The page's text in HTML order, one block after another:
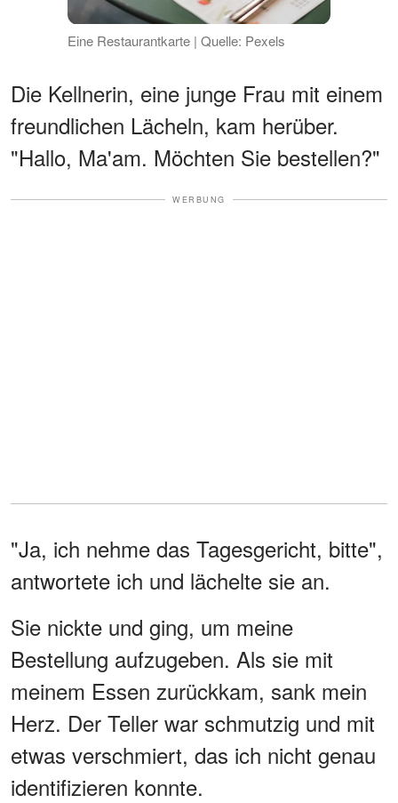
Eine Restaurantkarte | Quelle: Pexels
Die Kellnerin, eine junge Frau mit einem
freundlichen Lächeln, kam herüber.
"Hallo, Ma'am. Möchten Sie bestellen?"
WERBUNG
"Ja, ich nehme das Tagesgericht, bitte",
antwortete ich und lächelte sie an.
Sie nickte und ging, um meine
Bestellung aufzugeben. Als sie mit
meinem Essen zurückkam, sank mein
Herz. Der Teller war schmutzig und mit
etwas verschmiert, das ich nicht genau
identifizieren konnte.